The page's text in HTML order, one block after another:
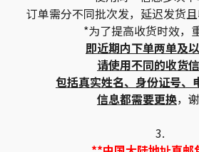
订单需分不同批次发，延迟发货
*为了提高收货时效，
即近期内下单两单及以
请使用不同的收货信
包括真实姓名、身份证号、
信息都需要更换，
3.